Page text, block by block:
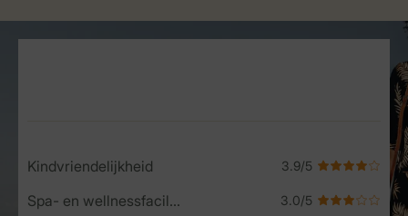
Service Rating from our guests
Kindvriendelijkheid
Spa- en wellnessfaciliteiten